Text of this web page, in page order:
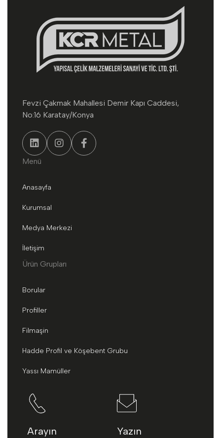
Fevzi Çakmak Mahallesi Demir Kapı Caddesi,
No:16 Karatay/Konya
Menü
Anasayfa
Kurumsal
Medya Merkezi
İletişim
Ürün Grupları
Borular
Profiller
Filmaşin
Hadde Profil ve Köşebent Grubu
Yassı Mamüller
Arayın Yazın